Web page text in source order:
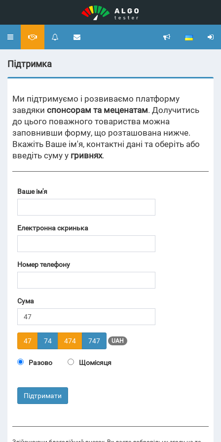
Toggle
Підтримка
Ми підтримуємо і розвиваємо платформу
завдяки спонсорам та меценатам. Долучитись
до цього поважного товариства можна
заповнивши форму, що розташована нижче.
Вкажіть Ваше ім'я, контактні дані та оберіть або
введіть суму у гривнях.
Ваше ім'я
Електронна скринька
Номер телефону
Сума
47 74 474 747 UAH
Разово Щомісяця